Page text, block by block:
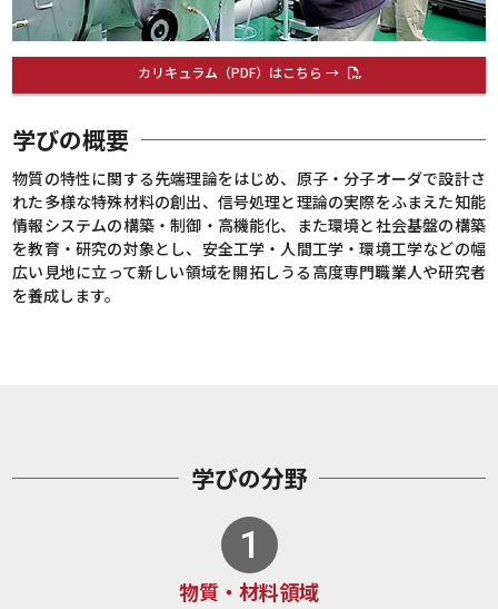
カリキュラム（PDF）はこちら →
学びの概要
物質の特性に関する先端理論をはじめ、原子・分子オーダで設計さ
れた多様な特殊材料の創出、信号処理と理論の実際をふまえた知能
情報システムの構築・制御・高機能化、また環境と社会基盤の構築
を教育・研究の対象とし、安全工学・人間工学・環境工学などの幅
広い見地に立って新しい領域を開拓しうる高度専門職業人や研究者
を養成します。
学びの分野
物質・材料領域